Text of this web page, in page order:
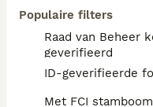
Populaire filters
Raad van Beheer
geverifieerd
ID-geverifieerde
Met FCI stamboom
FAQ's
Hoe duur is